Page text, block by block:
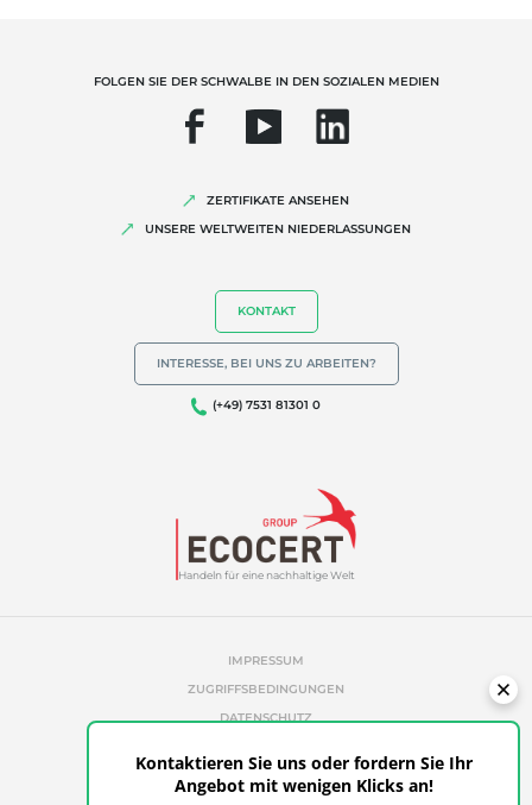
Handeln für eine nachhaltige Welt
FOLGEN SIE DER SCHWALBE IN DEN SOZIALEN MEDIEN
ZERTIFIKATE ANSEHEN
UNSERE WELTWEITEN NIEDERLASSUNGEN
KONTAKT
INTERESSE, BEI UNS ZU ARBEITEN?
(+49) 7531 81301 0
IMPRESSUM
ZUGRIFFSBEDINGUNGEN
DATENSCHUTZ
UNAUTORISIERTE REFERENZEN
Kontaktieren Sie uns oder fordern Sie Ihr
Angebot mit wenigen Klicks an!